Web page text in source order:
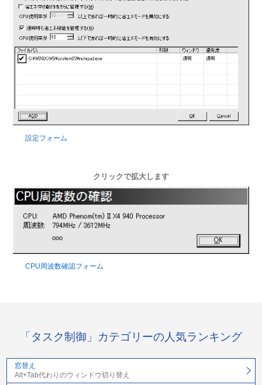
設定フォーム
クリックで拡大します
CPU周波数確認フォーム
「タスク制御」カテゴリーの人気ランキング
窓替え
Alt+Tab代わりのウィンドウ切り替え